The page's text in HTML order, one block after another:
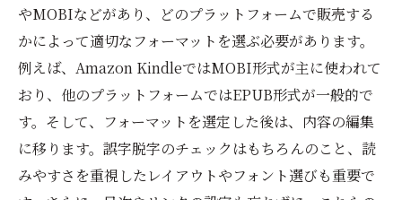
やMOBIなどがあり、どのプラットフォームで販売する
かによって適切なフォーマットを選ぶ必要があります。
例えば、Amazon KindleではMOBI形式が主に使われて
おり、他のプラットフォームではEPUB形式が一般的で
す。そして、フォーマットを選定した後は、内容の編集
に移ります。誤字脱字のチェックはもちろんのこと、読
みやすさを重視したレイアウトやフォント選びも重要で